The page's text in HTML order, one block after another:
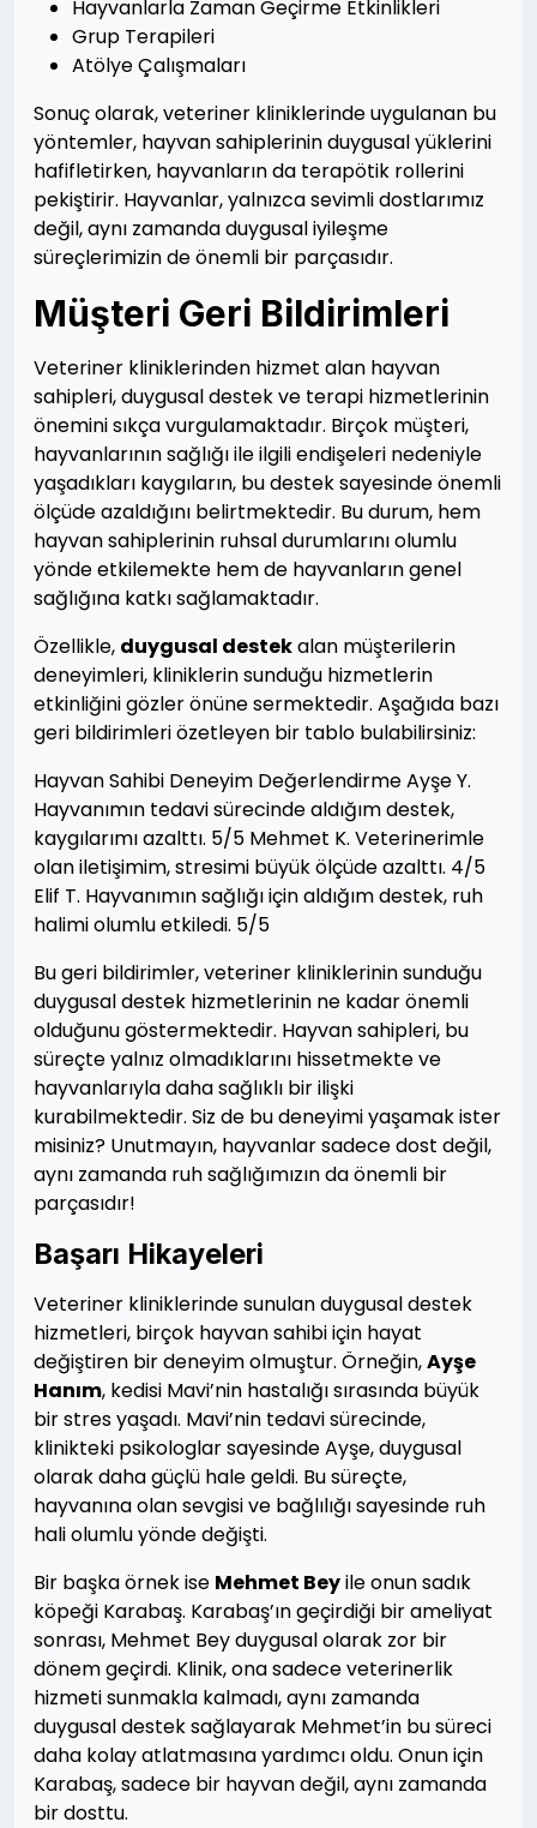
Hayvanlarla Zaman Geçirme Etkinlikleri
Grup Terapileri
Atölye Çalışmaları
Sonuç olarak, veteriner kliniklerinde uygulanan bu
yöntemler, hayvan sahiplerinin duygusal yüklerini
hafifletirken, hayvanların da terapötik rollerini
pekiştirir. Hayvanlar, yalnızca sevimli dostlarımız
değil, aynı zamanda duygusal iyileşme
süreçlerimizin de önemli bir parçasıdır.
Müşteri Geri Bildirimleri
Veteriner kliniklerinden hizmet alan hayvan
sahipleri, duygusal destek ve terapi hizmetlerinin
önemini sıkça vurgulamaktadır. Birçok müşteri,
hayvanlarının sağlığı ile ilgili endişeleri nedeniyle
yaşadıkları kaygıların, bu destek sayesinde önemli
ölçüde azaldığını belirtmektedir. Bu durum, hem
hayvan sahiplerinin ruhsal durumlarını olumlu
yönde etkilemekte hem de hayvanların genel
sağlığına katkı sağlamaktadır.
Özellikle, duygusal destekalan müşterilerin
deneyimleri, kliniklerin sunduğu hizmetlerin
etkinliğini gözler önüne sermektedir. Aşağıda bazı
geri bildirimleri özetleyen bir tablo bulabilirsiniz:
Hayvan Sahibi Deneyim Değerlendirme Ayşe Y.
Hayvanımın tedavi sürecinde aldığım destek,
kaygılarımı azalttı. 5/5 Mehmet K. Veterinerimle
olan iletişimim, stresimi büyük ölçüde azalttı. 4/5
Elif T. Hayvanımın sağlığı için aldığım destek, ruh
halimi olumlu etkiledi. 5/5
Bu geri bildirimler, veteriner kliniklerinin sunduğu
duygusal destek hizmetlerinin ne kadar önemli
olduğunu göstermektedir. Hayvan sahipleri, bu
süreçte yalnız olmadıklarını hissetmekte ve
hayvanlarıyla daha sağlıklı bir ilişki
kurabilmektedir. Siz de bu deneyimi yaşamak ister
misiniz? Unutmayın, hayvanlar sadece dost değil,
aynı zamanda ruh sağlığımızın da önemli bir
parçasıdır!
Başarı Hikayeleri
Veteriner kliniklerinde sunulan duygusal destek
hizmetleri, birçok hayvan sahibi için hayat
değiştiren bir deneyim olmuştur. Örneğin,Ayşe
Hanım, kedisi Mavi’nin hastalığı sırasında büyük
bir stres yaşadı. Mavi’nin tedavi sürecinde,
klinikteki psikologlar sayesinde Ayşe, duygusal
olarak daha güçlü hale geldi. Bu süreçte,
hayvanına olan sevgisi ve bağlılığı sayesinde ruh
hali olumlu yönde değişti.
Bir başka örnek ise Mehmet Beyile onun sadık
köpeği Karabaş. Karabaş’ın geçirdiği bir ameliyat
sonrası, Mehmet Bey duygusal olarak zor bir
dönem geçirdi. Klinik, ona sadece veterinerlik
hizmeti sunmakla kalmadı, aynı zamanda
duygusal destek sağlayarak Mehmet’in bu süreci
daha kolay atlatmasına yardımcı oldu. Onun için
Karabaş, sadece bir hayvan değil, aynı zamanda
bir dosttu.